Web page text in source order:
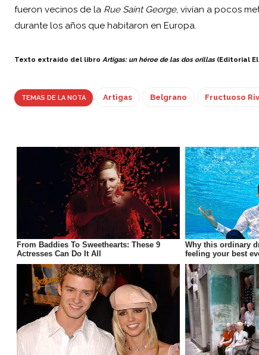
fueron vecinos de la Rue Saint George, vivían a pocos
durante los años que habitaron en Europa.
Texto extraído del libro Artigas: un héroe de las dos orillas(Editorial
TEMAS DE LA NOTA Artigas Belgrano Fructuoso